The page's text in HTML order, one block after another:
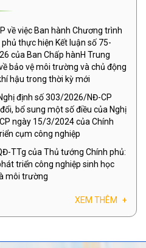
về việc Ban hành Chương trình
thực hiện Kết luận số 75-
của Ban Chấp hànH Trung
bảo vệ môi trường và chủ động
hậu trong thời kỳ mới
định số 303/2026/NĐ-CP
bổ sung một số điều của Nghị
ngày 15/3/2024 của Chính
cụm công nghiệp
TTg của Thủ tướng Chính phủ:
triển công nghiệp sinh học
môi trường
XEM THÊM +